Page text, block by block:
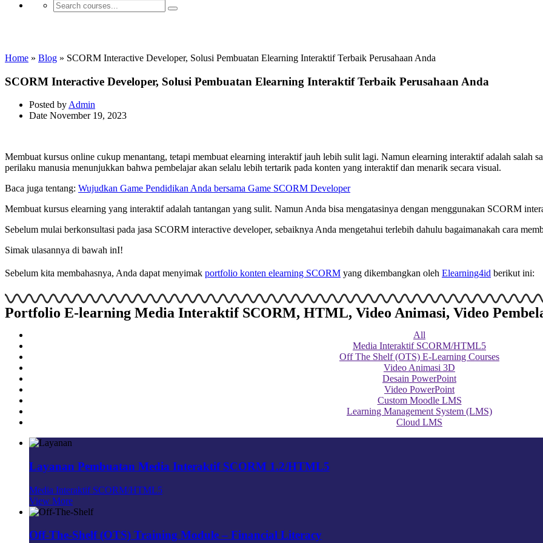
Home » Blog » SCORM Interactive Developer, Solusi Pembuatan Elearning Interaktif Terbaik Perusahaan Anda
SCORM Interactive Developer, Solusi Pembuatan Elearning Interaktif Terbaik Perusahaan Anda
Posted by Admin
Date November 19, 2023
Membuat kursus online cukup menantang, tetapi membuat elearning interaktif jauh lebih sulit lagi. Namun elearning interaktif adalah salah
perilaku manusia menunjukkan bahwa pembelajar akan selalu lebih tertarik pada konten yang interaktif dan menarik secara visual.
Baca juga tentang: Wujudkan Game Pendidikan Anda bersama Game SCORM Developer
Membuat kursus elearning yang interaktif adalah tantangan yang sulit. Namun Anda bisa mengatasinya dengan menggunakan SCORM
Sebelum mulai berkonsultasi pada jasa SCORM interactive developer, sebaiknya Anda mengetahui terlebih dahulu bagaimanakah cara
Simak ulasannya di bawah inI!
Sebelum kita membahasnya, Anda dapat menyimak portfolio konten elearning SCORM yang dikembangkan oleh Elearning4id berikut ini:
Portfolio E-learning Media Interaktif SCORM, HTML, Video Animasi, Video
All
Media Interaktif SCORM/HTML5
Off The Shelf (OTS) E-Learning Courses
Video Animasi 3D
Desain PowerPoint
Video PowerPoint
Custom Moodle LMS
Learning Management System (LMS)
Cloud LMS
Layanan Pembuatan Media Interaktif SCORM 1.2/HTML5
Media Interaktif SCORM/HTML5
View More
Off-The-Shelf (OTS) Training Module – Financial Literacy